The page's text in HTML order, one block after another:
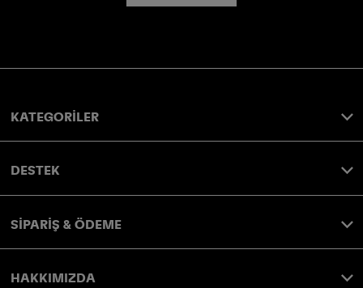
KATEGORİLER
DESTEK
SİPARİŞ & ÖDEME
HAKKIMIZDA